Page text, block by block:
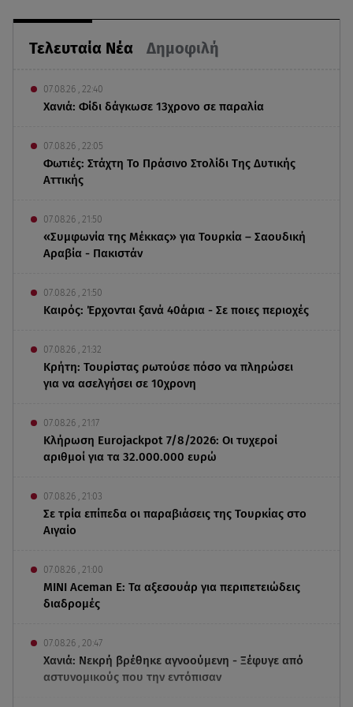
Τελευταία Νέα Δημοφιλή
07.08.26 , 22:40
Χανιά: Φίδι δάγκωσε 13χρονο σε παραλία
07.08.26 , 22:05
Φωτιές: Στάχτη Το Πράσινο Στολίδι Της Δυτικής
Αττικής
07.08.26 , 21:50
«Συμφωνία της Μέκκας» για Τουρκία – Σαουδική
Αραβία - Πακιστάν
07.08.26 , 21:50
Καιρός: Έρχονται ξανά 40άρια - Σε ποιες περιοχές
07.08.26 , 21:32
Κρήτη: Τουρίστας ρωτούσε πόσο να πληρώσει
για να ασελγήσει σε 10χρονη
07.08.26 , 21:17
Κλήρωση Eurojackpot 7/8/2026: Οι τυχεροί
αριθμοί για τα 32.000.000 ευρώ
07.08.26 , 21:03
Σε τρία επίπεδα οι παραβιάσεις της Τουρκίας στο
Αιγαίο
07.08.26 , 21:00
MINI Aceman E: Τα αξεσουάρ για περιπετειώδεις
διαδρομές
07.08.26 , 20:47
Χανιά: Νεκρή βρέθηκε αγνοούμενη - Ξέφυγε από
αστυνομικούς που την εντόπισαν